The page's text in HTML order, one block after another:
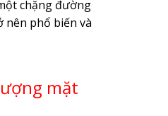
chặng đường
nên phổ biến và
mặt